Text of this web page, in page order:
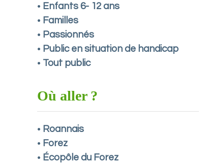
• Enfants 6- 12 ans
• Familles
• Passionnés
• Public en situation de handicap
• Tout public
Où aller ?
• Roannais
• Forez
• Écopôle du Forez